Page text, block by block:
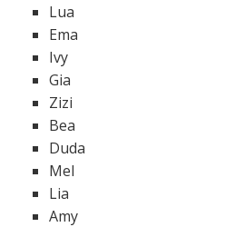
Lua
Ema
Ivy
Gia
Zizi
Bea
Duda
Mel
Lia
Amy